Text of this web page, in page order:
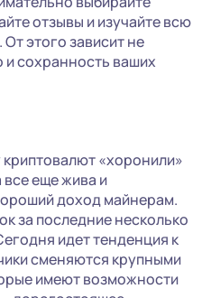
отзывы и изучайте всю
этого зависит не
и сохранность ваших
«хоронили»
еще жива и
доход майнерам.
за последние несколько
идет тенденция к
сменяются крупными
имеют возможности